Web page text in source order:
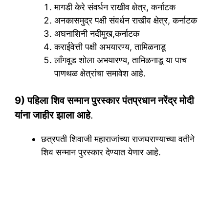
मागडी केरे संवर्धन राखीव क्षेत्र, कर्नाटक
अनकासमुद्र पक्षी संवर्धन राखीव क्षेत्र, कर्नाटक
अघनाशिनी नदीमुख,कर्नाटक
कराईवेत्ती पक्षी अभयारण्य, तामिळनाडू
लाँगवूड शोला अभयारण्य, तामिळनाडू या पाच
पाणथळ क्षेत्रांचा समावेश आहे.
9) पहिला शिव सन्मान पुरस्कार पंतप्रधान नरेंद्र मोदी
यांना जाहीर झाला आहे.
छत्रपती शिवाजी महाराजांच्या राजघराण्याच्या वतीने
शिव सन्मान पुरस्कार देण्यात येणार आहे.